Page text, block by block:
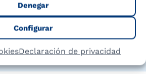
Denegar
Configurar
Declaración de privacidad